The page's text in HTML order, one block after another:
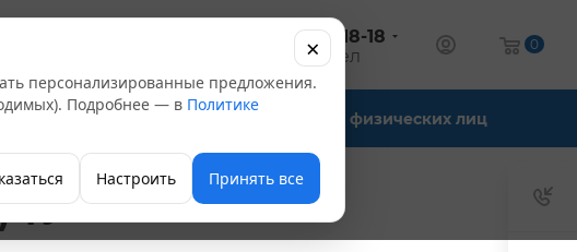
+7 (347) 246-18-18
оптовый отдел
0
Офис-склады Для физических лиц
ТУ
персонализированные предложения.
Подробнее — в Политике
Настроить Принять все
×